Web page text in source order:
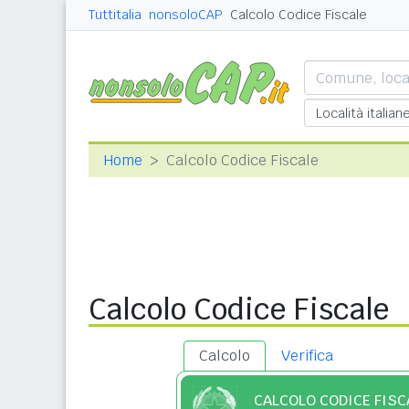
Tuttitalia nonsoloCAP Calcolo Codice Fiscale
Home Calcolo Codice Fiscale
Calcolo Codice Fiscale
Calcolo Verifica
CALCOLO CODICE